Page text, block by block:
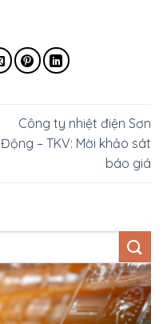
Công ty nhiệt điện Sơn
Động – TKV: Mời khảo sát
báo giá